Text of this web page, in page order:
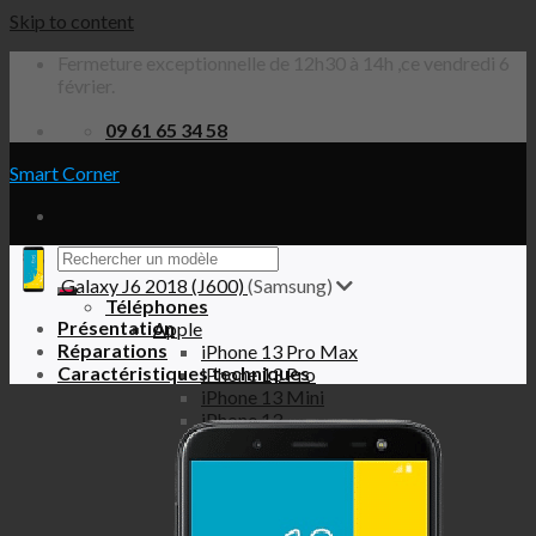
Skip to content
09 61 65 34 58
Smart Corner
Téléphones
Apple
iPhone 13 Pro Max
iPhone 13 Pro
iPhone 13 Mini
iPhone 13
iPhone 12 Pro Max
iPhone 12 Pro
Galaxy J6 2018 (J600)(Samsung)
Présentation
Réparations
Caractéristiques techniques